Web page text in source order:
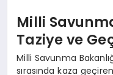
Milli
Taziye ve
Milli Savunma
sırasında kaza